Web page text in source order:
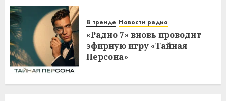
В тренде Новости радио
«Радио 7» вновь проводит
эфирную игру «Тайная
Персона»